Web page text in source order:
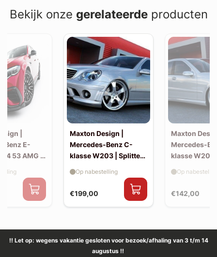
Bekijk onze gerelateerdeproducten
|
Benz E-
53 AMG |
Maxton Design |
Mercedes-Benz C-
klasse W203 | Splitter
bumper)
€199,00
Op nabestelling
Maxton
Mercedes-
klasse W203
€142,00
Op
!! Let op: wegens vakantie gesloten voor bezoek/afhaling van 3 t/m 14
augustus !!